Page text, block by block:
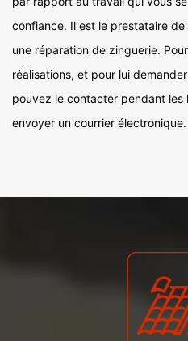
confiance. Il est le prestataire
une réparation de zinguerie.
réalisations, et pour lui
pouvez le contacter pendant les
envoyer un courrier électronique.